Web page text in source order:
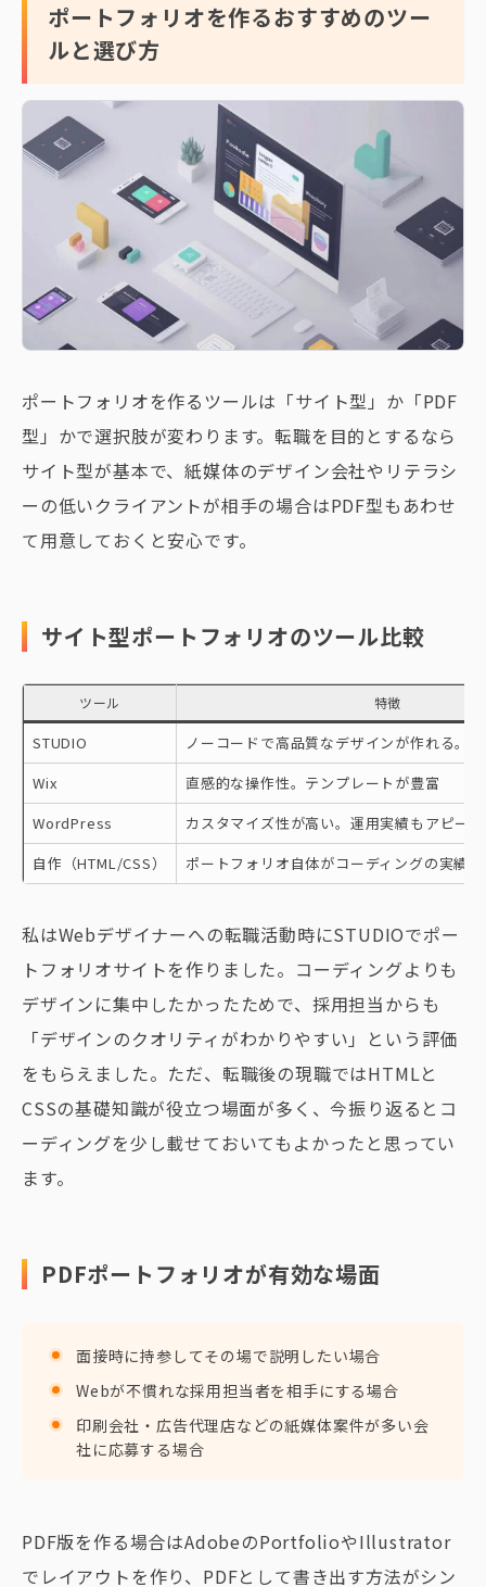
ポートフォリオを作るおすすめのツー
ルと選び方
ポートフォリオを作るツールは「サイト型」か「PDF
型」かで選択肢が変わります。転職を目的とするなら
サイト型が基本で、紙媒体のデザイン会社やリテラシ
ーの低いクライアントが相手の場合はPDF型もあわせ
て用意しておくと安心です。
サイト型ポートフォリオのツール比較
ツール 特徴
STUDIO
ノーコードで高品質なデザインが作れる。
Wix
直感的な操作性。テンプレートが豊富
WordPress
カスタマイズ性が高い。運用実績もアピー
自作（HTML/CSS）
ポートフォリオ自体がコーディングの実績
私はWebデザイナーへの転職活動時にSTUDIOでポー
トフォリオサイトを作りました。コーディングよりも
デザインに集中したかったためで、採用担当からも
「デザインのクオリティがわかりやすい」という評価
をもらえました。ただ、転職後の現職ではHTMLと
CSSの基礎知識が役立つ場面が多く、今振り返るとコ
ーディングを少し載せておいてもよかったと思ってい
ます。
PDFポートフォリオが有効な場面
面接時に持参してその場で説明したい場合
Webが不慣れな採用担当者を相手にする場合
印刷会社・広告代理店などの紙媒体案件が多い会
社に応募する場合
PDF版を作る場合はAdobeのPortfolioやIllustrator
でレイアウトを作り、PDFとして書き出す方法がシン